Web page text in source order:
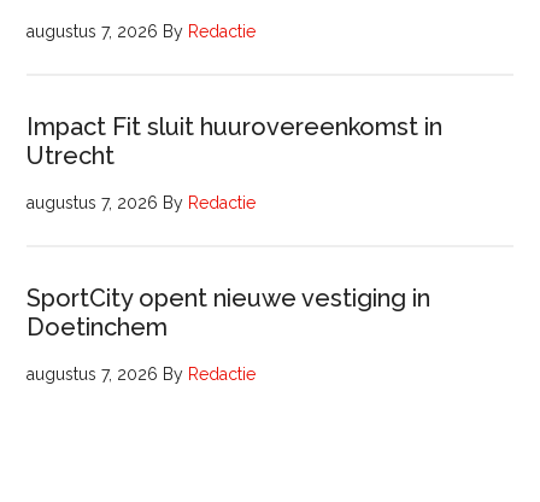
augustus 7, 2026 By Redactie
Impact Fit sluit huurovereenkomst in
Utrecht
augustus 7, 2026 By Redactie
SportCity opent nieuwe vestiging in
Doetinchem
augustus 7, 2026 By Redactie